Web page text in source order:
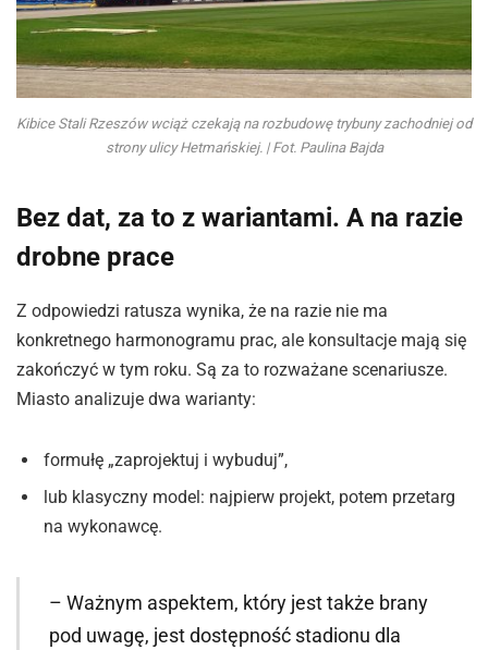
Kibice Stali Rzeszów wciąż czekają na rozbudowę trybuny zachodniej od
strony ulicy Hetmańskiej. | Fot. Paulina Bajda
Bez dat, za to z wariantami. A na razie
drobne prace
Z odpowiedzi ratusza wynika, że na razie nie ma
konkretnego harmonogramu prac, ale konsultacje mają się
zakończyć w tym roku. Są za to rozważane scenariusze.
Miasto analizuje dwa warianty:
formułę „zaprojektuj i wybuduj”,
lub klasyczny model: najpierw projekt, potem przetarg
na wykonawcę.
– Ważnym aspektem, który jest także brany
pod uwagę, jest dostępność stadionu dla